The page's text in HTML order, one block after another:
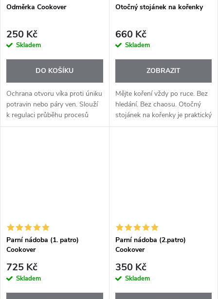
Odměrka Cookover
250 Kč
Skladem
DO KOŠÍKU
Ochrana otvoru víka proti úniku
potravin nebo páry ven. Slouží
k regulaci průběhu procesů
vaření nebo smažení, které v
Otočný stojánek na kořenky
660 Kč
Skladem
ZOBRAZIT
Mějte koření vždy po ruce. Bez
hledání. Bez chaosu. Otočný
stojánek na kořenky je praktický
pomocník, který vám přinese
Parní nádoba (1. patro)
Cookover
725 Kč
Skladem
Parní nádoba (2.patro)
Cookover
350 Kč
Skladem